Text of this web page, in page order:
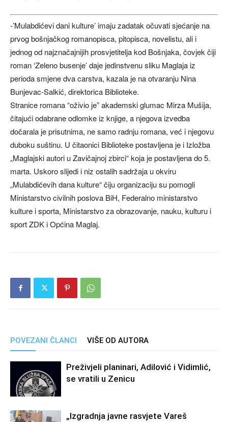
-’Mulabdićevi dani kulture’ imaju zadatak očuvati sjećanje na
prvog bošnjačkog romanopisca, pitopisca, novelistu, ali i
jednog od najznačajnijih prosvjetitelja kod Bošnjaka, čovjek čiji
roman ‘Zeleno busenje’ daje jedinstvenu sliku Maglaja iz
perioda smjene dva carstva, kazala je na otvaranju Nina
Bunjevac-Salkić, direktorica Biblioteke.
Stranice romana “oživio je” akademski glumac Mirza Mušija,
čitajući odabrane odlomke iz knjige, a njegova izvedba
dočarala je prisutnima, ne samo radnju romana, već i njegovu
duboku suštinu. U čitaonici Biblioteke postavljena je i Izložba
„Maglajski autori u Zavičajnoj zbirci“ koja je postavljena do 5.
marta. Uskoro slijedi i niz ostalih sadržaja u okviru
„Mulabdićevih dana kulture“ čiju organizaciju su pomogli
Ministarstvo civilnih poslova BiH, Federalno ministarstvo
kulture i sporta, Ministarstvo za obrazovanje, nauku, kulturu i
sport ZDK i Općina Maglaj.
POVEZANI ČLANCI VIŠE OD AUTORA
Preživjeli planinari, Adilović i Vidimlić,
se vratili u Zenicu
„Izgradnja javne rasvjete Vareš